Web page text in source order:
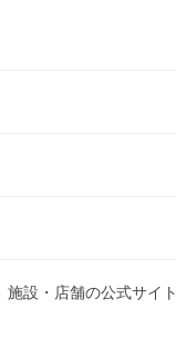
設・店舗の公式サイ